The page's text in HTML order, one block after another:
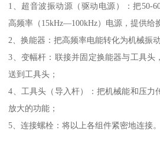
1、超音波振动源（驱动电源）：把50-
高频率（15kHz—100kHz）电源，提供给
2、换能器：把高频率电能转化为机械振动
3、变幅杆：联接并固定换能器与工具头
送到工具头；
4、工具头（导入杆）：把机械能和压力
放大的功能；
5、连接螺栓：将以上各组件紧密地连接。